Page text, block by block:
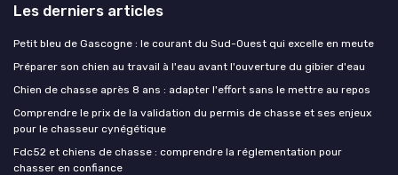
Les derniers articles
Petit bleu de Gascogne : le courant du Sud-Ouest qui excelle en meute
Préparer son chien au travail à l'eau avant l'ouverture du gibier d'eau
Chien de chasse après 8 ans : adapter l'effort sans le mettre au repos
Comprendre le prix de la validation du permis de chasse et ses enjeux
pour le chasseur cynégétique
Fdc52 et chiens de chasse : comprendre la réglementation pour
chasser en confiance